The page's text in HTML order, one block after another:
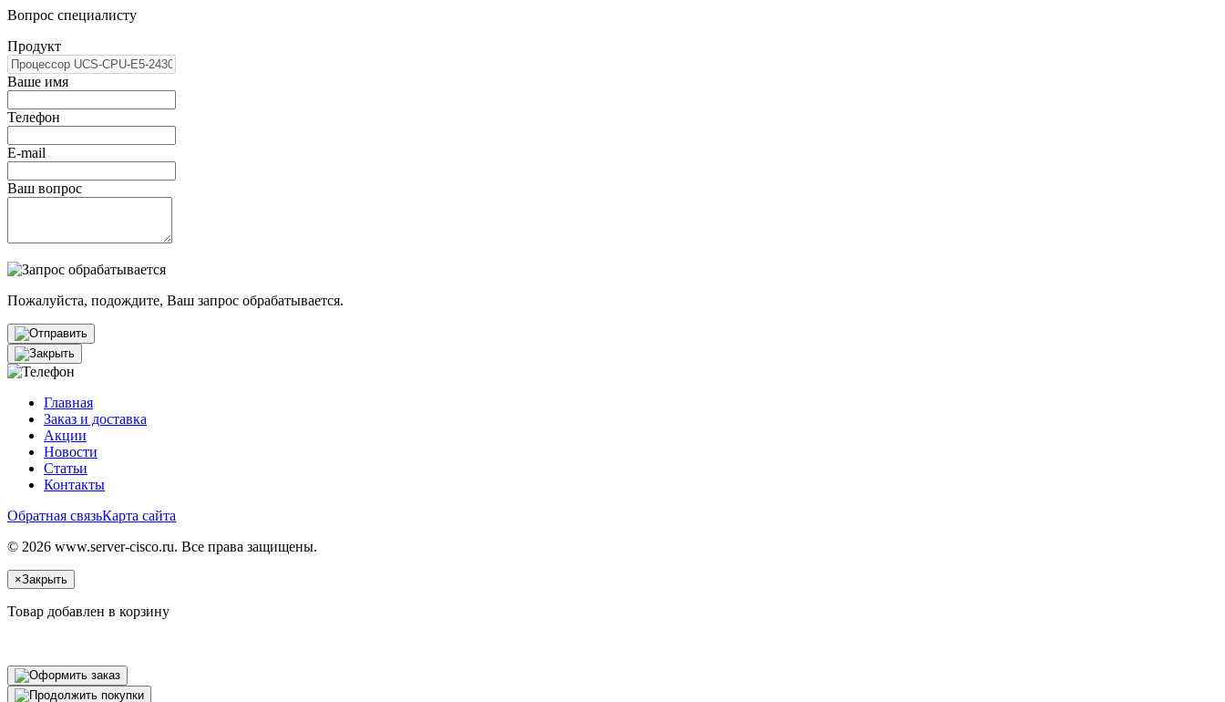
Вопрос специалисту
Продукт
Ваше имя
Телефон
E-mail
Ваш вопрос
Пожалуйста, подождите, Ваш запрос обрабатывается.
Главная
Заказ и доставка
Акции
Новости
Статьи
Контакты
Обратная связьКарта сайта
© 2026 www.server-cisco.ru. Все права защищены.
×Закрыть
Товар добавлен в корзину